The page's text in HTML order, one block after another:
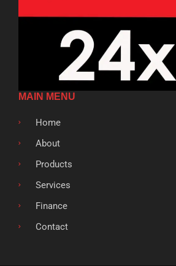
MAIN MENU
Home
About
Products
Services
Finance
Contact